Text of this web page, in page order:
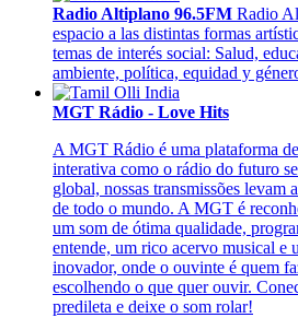
Radio Altiplano 96.5FM Radio
espacio a las distintas formas
temas de interés social: Salud,
ambiente, política, equidad y
MGT Rádio - Love Hits
A MGT Rádio é uma plataforma
interativa como o rádio do futuro
global, nossas transmissões levam
de todo o mundo. A MGT é
um som de ótima qualidade,
entende, um rico acervo musical e
inovador, onde o ouvinte é quem
escolhendo o que quer ouvir.
predileta e deixe o som rolar!